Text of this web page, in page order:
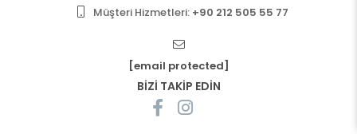
Müşteri Hizmetleri: +90 212 505 55 77
[email protected]
BİZİ TAKİP EDİN